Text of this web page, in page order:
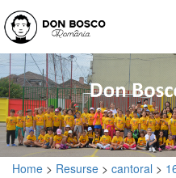
Home > Resurse > cantoral >